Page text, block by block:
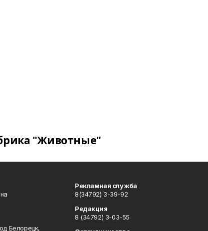
"Животные"
Белорецк,
Рекламная служба
8(34792) 3-39-92
Редакция
8 (34792) 3-03-55